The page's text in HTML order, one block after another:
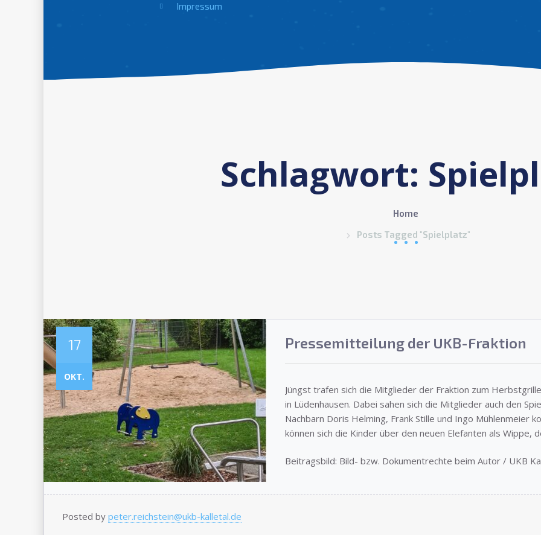
Impressum
Schlagwort:
Home
Posts Tagged "Spielplatz"
17
OKT.
Pressemitteilung der UKB-Fraktion
Jüngst trafen sich die Mitglieder der Fraktion zum
in Lüdenhausen. Dabei sahen sich die Mitglieder auch den
Nachbarn Doris Helming, Frank Stille und Ingo Mühlenmeier
können sich die Kinder über den neuen Elefanten als Wippe,
Beitragsbild: Bild- bzw. Dokumentrechte beim Autor / UKB
Posted by peter.reichstein@ukb-kalletal.de